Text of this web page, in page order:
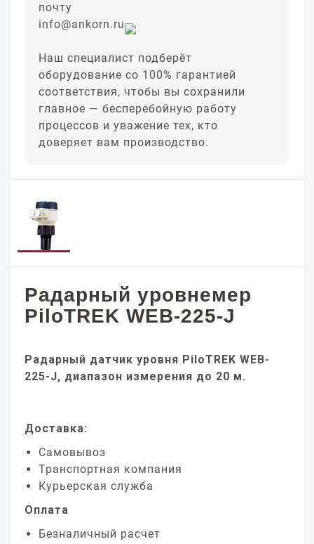
почту
info@ankorn.ru
Наш специалист подберёт
оборудование со 100% гарантией
соответствия, чтобы вы сохранили
главное — бесперебойную работу
процессов и уважение тех, кто
доверяет вам производство.
Радарный уровнемер
PiloTREK WEB-225-J
Радарный датчик уровня PiloTREK WEB-
225-J, диапазон измерения до 20 м.
Доставка:
Самовывоз
Транспортная компания
Курьерская служба
Оплата
Безналичный расчет